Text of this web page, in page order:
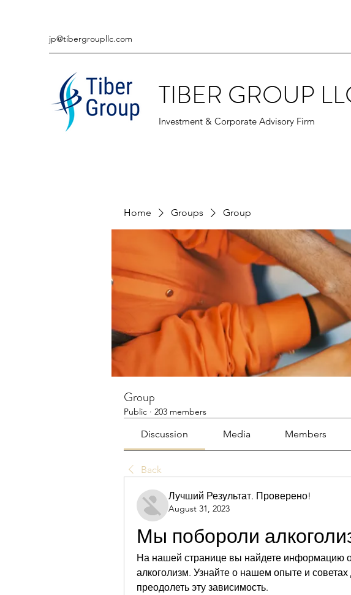
jp@tibergroupllc.com
TIBER GROUP
Investment & Corporate Advisory Firm
Home Groups Group
Group
Public · 203 members
Discussion Media Members
Back
Лучший Результат. Проверено!
August 31, 2023
Мы побороли
На нашей странице вы найдете информацию
алкоголизм. Узнайте о нашем опыте и советах
преодолеть эту зависимость.